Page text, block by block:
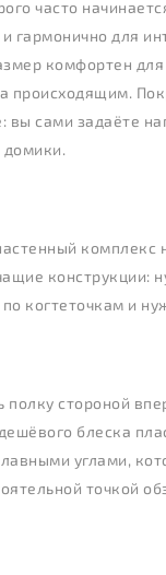
часто
гармонично для
комфортен
происходящим.
сами задаёте
конструкции:
когтеточкам и
стороной
блеска
углами,
точкой